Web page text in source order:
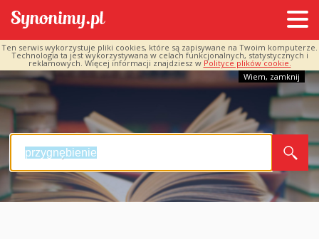
Ten serwis wykorzystuje pliki cookies, które są zapisywane na Twoim komputerze.
Technologia ta jest wykorzystywana w celach funkcjonalnych, statystycznych i
reklamowych. Więcej informacji znajdziesz w Polityce plików cookie.
Wiem, zamknij